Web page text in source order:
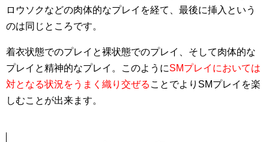
ロウソクなどの肉体的なプレイを経て、最後に挿入という
のは同じところです。
着衣状態でのプレイと裸状態でのプレイ、そして肉体的な
プレイと精神的なプレイ。このようにSMプレイにおいては
対となる状況をうまく織り交ぜる ことでよりSMプレイを楽
しむことが出来ます。